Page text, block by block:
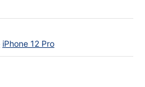
iPhone 12 Pro